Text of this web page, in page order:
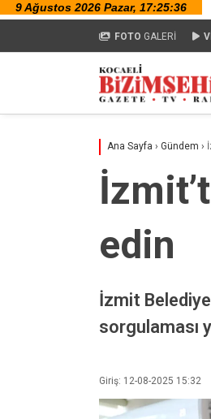
FOTO GALERİ
Ana Sayfa › Gündem ›
edin
İzmit
sorgulaması
Giriş: 12-08-2025 15:32